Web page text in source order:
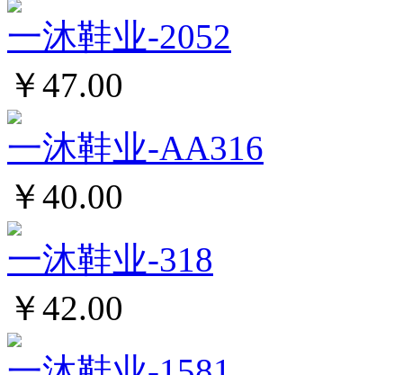
一沐鞋业-2052
￥47.00
一沐鞋业-AA316
￥40.00
一沐鞋业-318
￥42.00